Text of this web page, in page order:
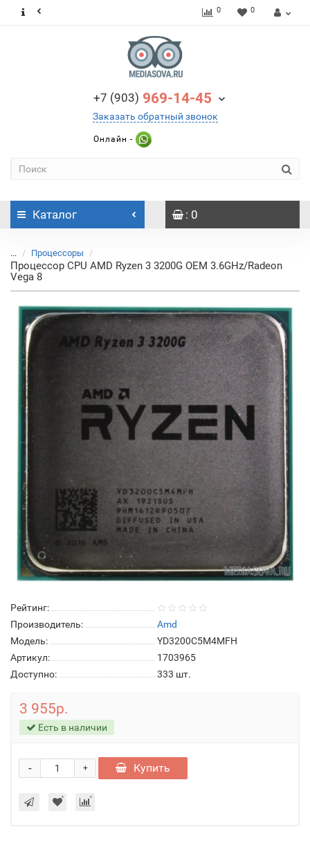
0 0
+7 (903) 969-14-45
Заказать обратный звонок
Онлайн -
Каталог : 0
... Процессоры
Процессор CPU AMD Ryzen 3 3200G OEM 3.6GHz/Radeon
Vega 8
Рейтинг:
Производитель:
Amd
Модель:
YD3200C5M4MFH
Артикул:
1703965
Доступно:
333 шт.
3 955р.
Есть в наличии
+
- Купить